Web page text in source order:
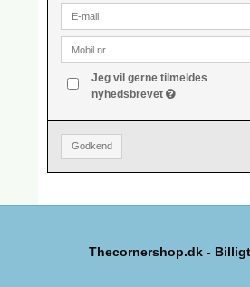
Jeg vil gerne tilmeldes
nyhedsbrevet
Godkend
Thecornershop.dk -